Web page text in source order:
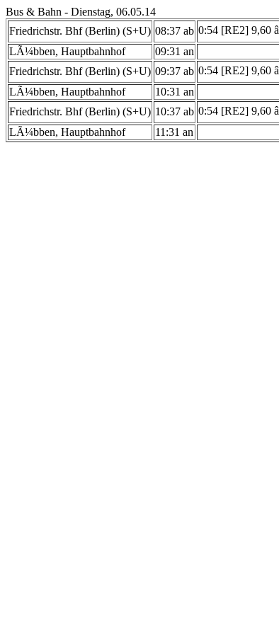
Bus & Bahn - Dienstag, 06.05.14
Friedrichstr. Bhf (Berlin) (S+U) 08:37 ab 0:54 [RE2] 9,60
LÃ¼bben, Hauptbahnhof
09:31 an
Friedrichstr. Bhf (Berlin) (S+U) 09:37 ab 0:54 [RE2] 9,60
LÃ¼bben, Hauptbahnhof
10:31 an
Friedrichstr. Bhf (Berlin) (S+U) 10:37 ab 0:54 [RE2] 9,60
LÃ¼bben, Hauptbahnhof
11:31 an